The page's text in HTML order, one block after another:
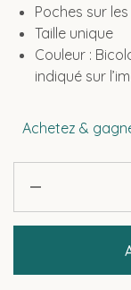
Poches sur
Taille unique
Couleur :
indiqué sur
Achetez &